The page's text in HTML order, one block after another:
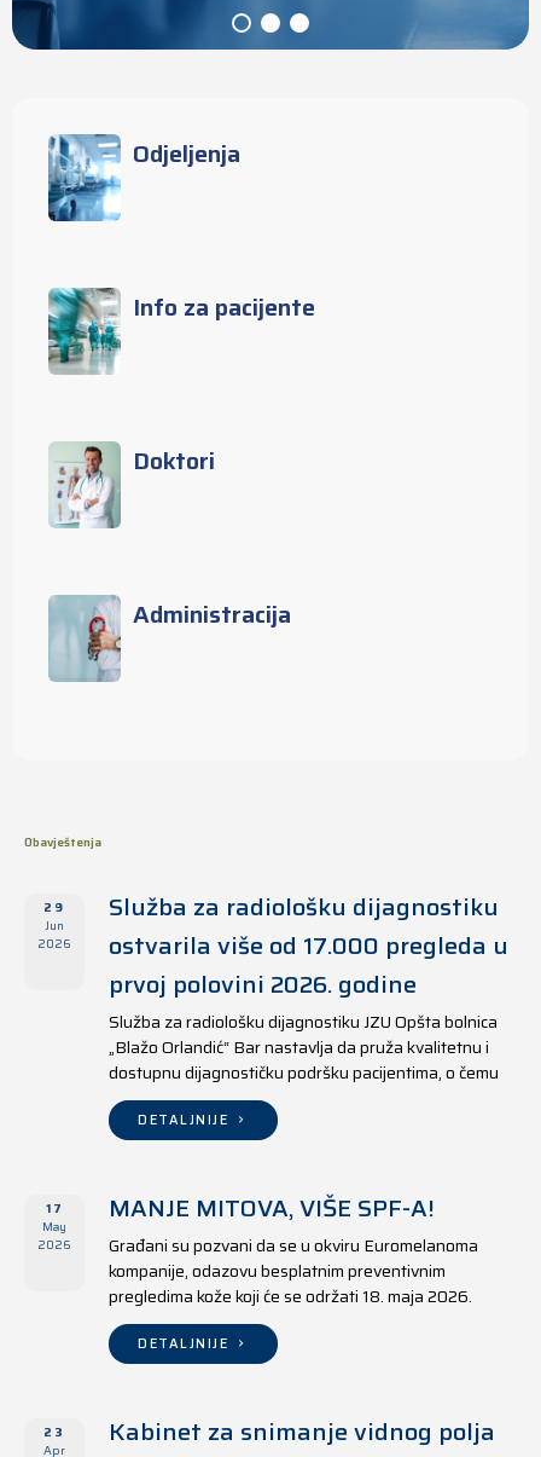
Odjeljenja
Info za pacijente
Doktori
Administracija
Obavještenja
29
Jun
2026
Služba za radiološku dijagnostiku
ostvarila više od 17.000 pregleda u
prvoj polovini 2026. godine
Služba za radiološku dijagnostiku JZU Opšta bolnica
„Blažo Orlandić“ Bar nastavlja da pruža kvalitetnu i
dostupnu dijagnostičku podršku pacijentima, o čemu
svjedoče i rezultati ostvareni u periodu od 1. januara
do 17. juna 2026. godine.
DETALJNIJE
17
May
2026
MANJE MITOVA, VIŠE SPF-A!
Građani su pozvani da se u okviru Euromelanoma
kompanije, odazovu besplatnim preventivnim
pregledima kože koji će se održati 18. maja 2026.
godine u jedanaest opština širom Crne Gore, kako u
državnim tako i u privatnim zdravstvenim ustanovama.
DETALJNIJE
23
Apr
Kabinet za snimanje vidnog polja